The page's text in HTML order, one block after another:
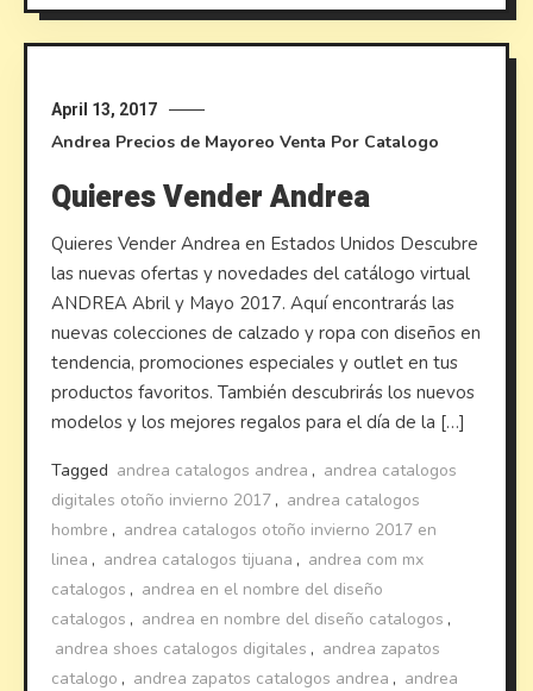
April 13, 2017
Andrea Precios de Mayoreo Venta Por Catalogo
Quieres Vender Andrea
Quieres Vender Andrea en Estados Unidos Descubre
las nuevas ofertas y novedades del catálogo virtual
ANDREA Abril y Mayo 2017. Aquí encontrarás las
nuevas colecciones de calzado y ropa con diseños en
tendencia, promociones especiales y outlet en tus
productos favoritos. También descubrirás los nuevos
modelos y los mejores regalos para el día de la […]
Tagged andrea catalogos andrea , andrea catalogos
digitales otoño invierno 2017 , andrea catalogos
hombre , andrea catalogos otoño invierno 2017 en
linea , andrea catalogos tijuana , andrea com mx
catalogos , andrea en el nombre del diseño
catalogos , andrea en nombre del diseño catalogos ,
andrea shoes catalogos digitales , andrea zapatos
catalogo , andrea zapatos catalogos andrea , andrea